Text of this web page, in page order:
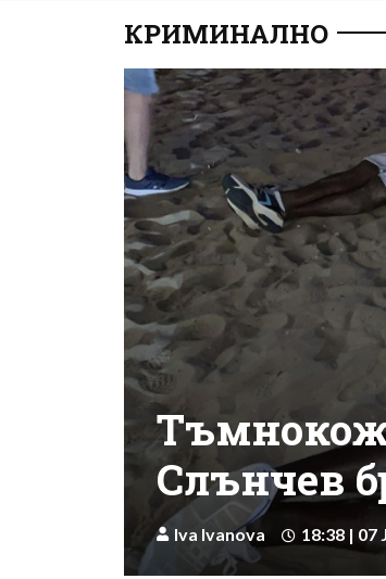
КРИМИНАЛНО
Слънчев
Iva Ivanova 18:38 | 07